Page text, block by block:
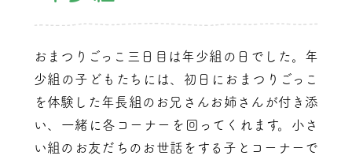
おまつりごっこ三日目は年少組の日でした。年
少組の子どもたちには、初日におまつりごっこ
を体験した年長組のお兄さんお姉さんが付き添
い、一緒に各コーナーを回ってくれます。小さ
い組のお友だちのお世話をする子とコーナーで